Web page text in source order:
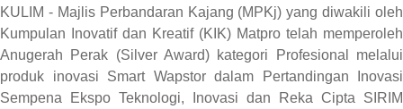
KULIM - Majlis Perbandaran Kajang (MPKj) yang diwakili oleh
Kumpulan Inovatif dan Kreatif (KIK) Matpro telah memperoleh
Anugerah Perak (Silver Award) kategori Profesional melalui
produk inovasi Smart Wapstor dalam Pertandingan Inovasi
Sempena Ekspo Teknologi, Inovasi dan Reka Cipta SIRIM